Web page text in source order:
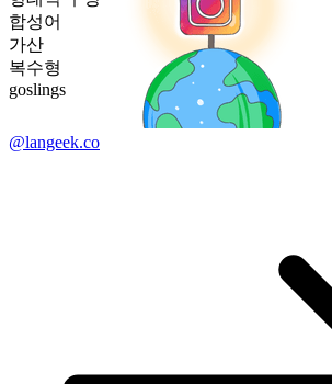
합성어
가산
복수형
goslings
@langeek.co